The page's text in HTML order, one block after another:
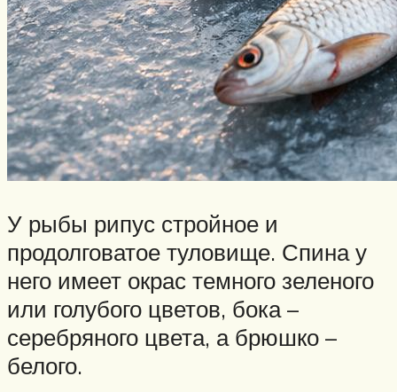
У рыбы рипус стройное и
продолговатое туловище. Спина у
него имеет окрас темного зеленого
или голубого цветов, бока –
серебряного цвета, а брюшко –
белого.